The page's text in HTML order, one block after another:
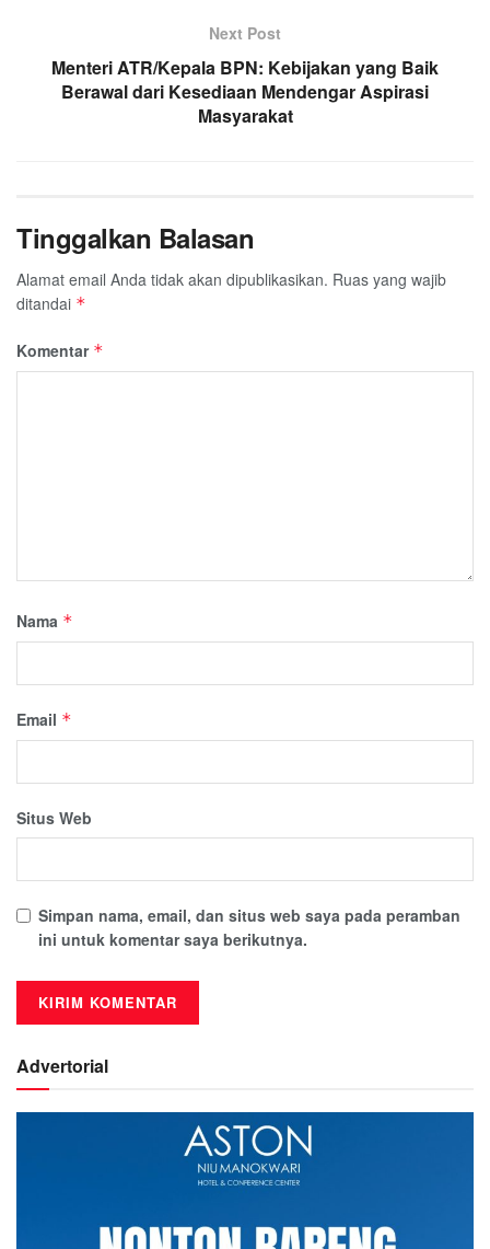
Next Post
Menteri ATR/Kepala BPN: Kebijakan yang Baik
Berawal dari Kesediaan Mendengar Aspirasi
Masyarakat
Tinggalkan Balasan
Alamat email Anda tidak akan dipublikasikan. Ruas yang wajib
ditandai *
Komentar *
Nama *
Email *
Situs Web
Simpan nama, email, dan situs web saya pada peramban
ini untuk komentar saya berikutnya.
Advertorial